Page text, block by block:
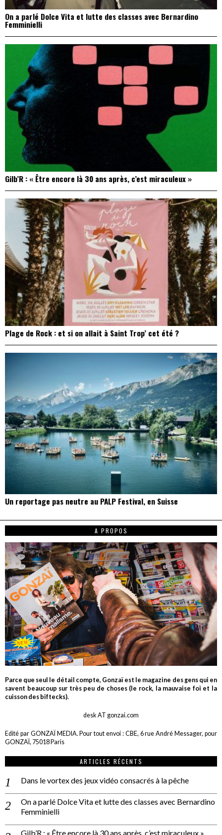
On a parlé Dolce Vita et lutte des classes avec Bernardino
Femminielli
Gilb’R : « Être encore là 30 ans après, c’est miraculeux »
Plage de Rock : et si on allait à Saint Trop’ cet été ?
Un reportage pas neutre au PALP Festival, en Suisse
A PROPOS
Parce que seul le détail compte, Gonzaï est le magazine des gens qui en
savent beaucoup sur très peu de choses (le rock, la mauvaise foi et la
cuisson des biftecks).
desk AT gonzai.com
Edité par GONZAÏ MEDIA. Pour tout envoi : CBE, 6 rue André Messager, pour
GONZAÏ, 75018 Paris
ARTICLES RÉCENTS
Dans le vortex des jeux vidéo consacrés à la pêche
On a parlé Dolce Vita et lutte des classes avec Bernardino
Femminielli
Gilb’R : « Être encore là 30 ans après, c’est miraculeux »